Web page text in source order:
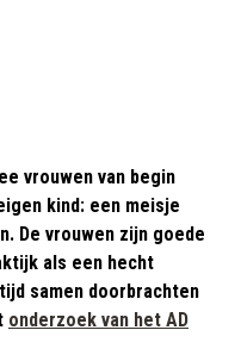
vrouwen van begin
kind: een meisje
De vrouwen zijn goede
als een hecht
samen doorbrachten
onderzoek van het AD